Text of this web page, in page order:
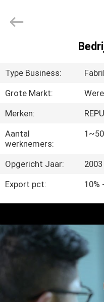
PRODUCTEN
ONGEVEER
ONS
FABRIEKSREIS
CONTACTEER
ONS
NIEUWS
Co.,Ltd..
Type Business:
Grote Markt:
Merken:
Aantal
werknemers:
1~50
Opgericht Jaar:
2003
Export pct:
10%